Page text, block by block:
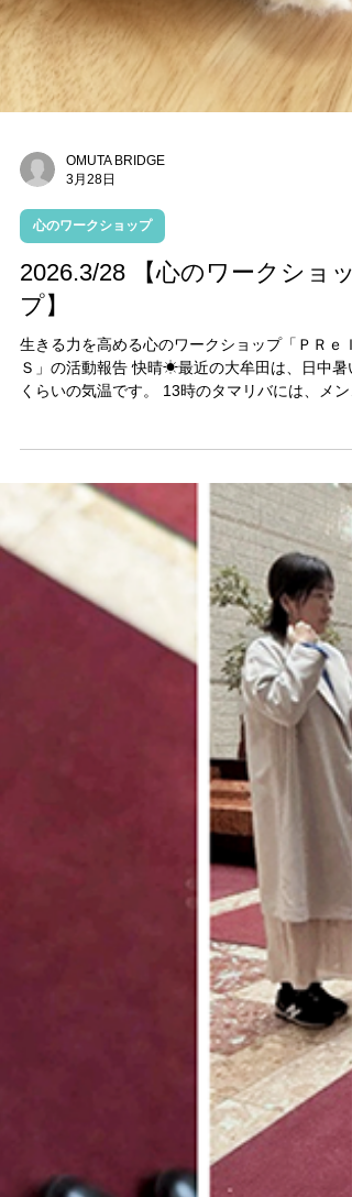
OMUTA BRIDGE
心のワークショップ
2026.3/28 【心のワークショッ
プ】
生きる力を高める心のワークショップ「ＰＲｅＩ
Ｓ」の活動報告 快晴☀最近の大牟田は、日中暑
くらいの気温です。 13時のタマリバには、メン
ー3名とスタッフ3名が集まりました。 途中から
てくれたメンバーも2人。合計5人が参加してくれ
ました(^^)/ まずは恒例の近況報告から。 気温と
じで、メンバーから出てくる話題はあたたかいも
のばかり！ 「今日は眠たかったけど、久しぶり
○○ちゃんに会えるから来たよ～。」と他のメンバ
ーを想う声も。会いたい気持ち、ほっこりするね
～☺ ↓ メンバーがいつも連れているぬいぐるみ
と、「たまりば」のご先祖様部長のコラボ写真
（笑） 今日は先月出たリクエストにお応えして
毎年恒例のお花見に行きます🌸！ その後は、坂
医院で開催される「はらやま音楽会」でバイオリ
ンとピアノを鑑賞に行きます🎵 「野望書きの時
芸術に触れたいという声があがっていたけど、今
年はたくさん触れられそう！」「生のバイオリ
ン…はじめて！」 では、さっそくお花見へ！ 延
庁舎から上に進んだところにある、貯水槽の付近
に向かいました🚘 「わー！桜、咲いてる！